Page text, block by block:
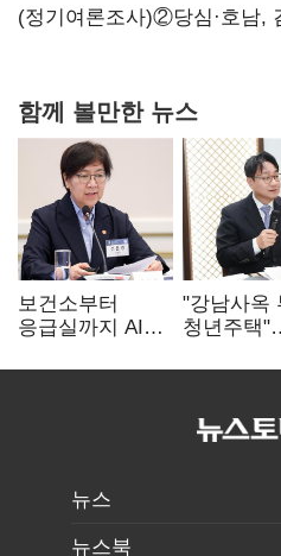
아닌 캐피탈
(정기여론조사)②당심·호남,
함께 볼만한 뉴스
보건소부터
응급실까지 AI
혁신 본격화
"강남사옥
청년주택
뉴스
뉴스북